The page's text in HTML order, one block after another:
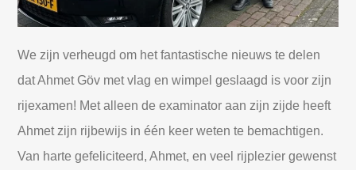
We zijn verheugd om het fantastische nieuws te delen
dat Ahmet Göv met vlag en wimpel geslaagd is voor zijn
rijexamen! Met alleen de examinator aan zijn zijde heeft
Ahmet zijn rijbewijs in één keer weten te bemachtigen.
Van harte gefeliciteerd, Ahmet, en veel rijplezier gewenst